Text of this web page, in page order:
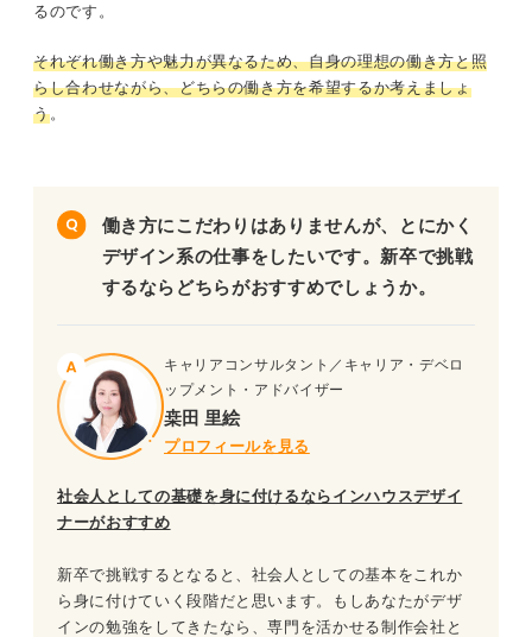
るのです。
それぞれ働き方や魅力が異なるため、自身の理想の働き方と照
らし合わせながら、どちらの働き方を希望するか考えましょ
う。
働き方にこだわりはありませんが、とにかく
デザイン系の仕事をしたいです。新卒で挑戦
するならどちらがおすすめでしょうか。
キャリアコンサルタント／キャリア・デベロ
ップメント・アドバイザー
桒田 里絵
プロフィールを見る
社会人としての基礎を身に付けるならインハウスデザイ
ナーがおすすめ
新卒で挑戦するとなると、社会人としての基本をこれか
ら身に付けていく段階だと思います。もしあなたがデザ
インの勉強をしてきたなら、専門を活かせる制作会社と